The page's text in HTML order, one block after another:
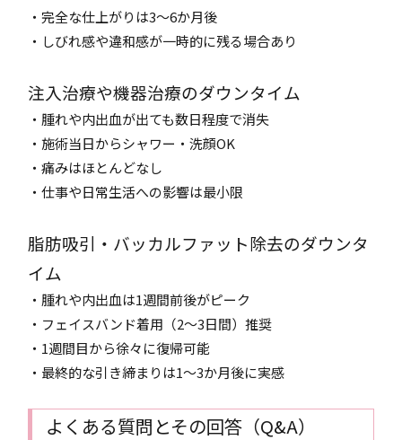
・完全な仕上がりは3～6か月後
・しびれ感や違和感が一時的に残る場合あり
注入治療や機器治療のダウンタイム
・腫れや内出血が出ても数日程度で消失
・施術当日からシャワー・洗顔OK
・痛みはほとんどなし
・仕事や日常生活への影響は最小限
脂肪吸引・バッカルファット除去のダウンタ
イム
・腫れや内出血は1週間前後がピーク
・フェイスバンド着用（2～3日間）推奨
・1週間目から徐々に復帰可能
・最終的な引き締まりは1～3か月後に実感
よくある質問とその回答（Q&A）